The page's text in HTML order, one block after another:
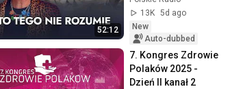
52:12
13K 5d ago
New
Auto-dubbed
7. Kongres Zdrowie
Polaków 2025 -
Dzień II kanał 2